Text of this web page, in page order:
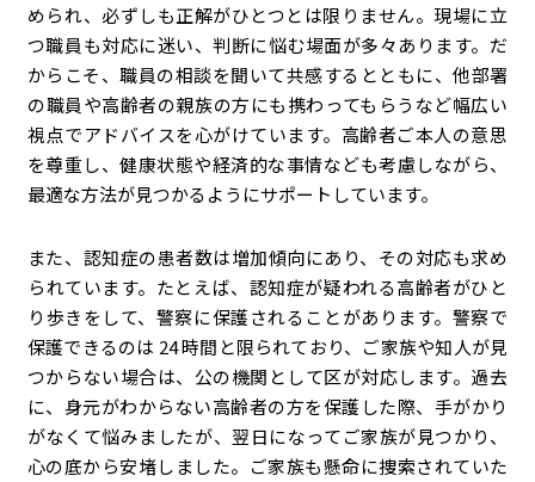
められ、必ずしも正解がひとつとは限りません。現場に立
つ職員も対応に迷い、判断に悩む場面が多々あります。だ
からこそ、職員の相談を聞いて共感するとともに、他部署
の職員や高齢者の親族の方にも携わってもらうなど幅広い
視点でアドバイスを心がけています。高齢者ご本人の意思
を尊重し、健康状態や経済的な事情なども考慮しながら、
最適な方法が見つかるようにサポートしています。
また、認知症の患者数は増加傾向にあり、その対応も求め
られています。たとえば、認知症が疑われる高齢者がひと
り歩きをして、警察に保護されることがあります。警察で
保護できるのは 24 時間と限られており、ご家族や知人が見
つからない場合は、公の機関として区が対応します。過去
に、身元がわからない高齢者の方を保護した際、手がかり
がなくて悩みましたが、翌日になってご家族が見つかり、
心の底から安堵しました。ご家族も懸命に捜索されていた